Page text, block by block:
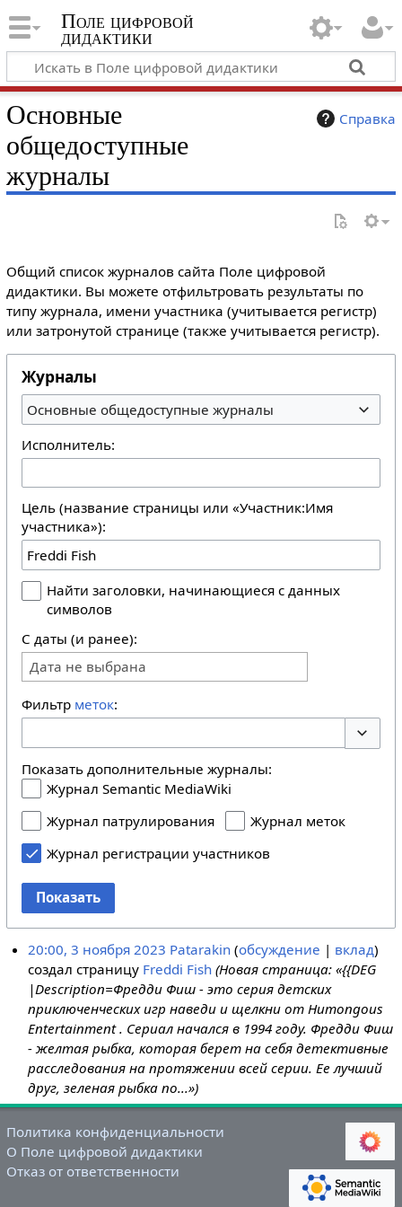
Поле цифровой
дидактики
Справка
Основные
общедоступные
журналы
Общий список журналов сайта Поле цифровой
дидактики. Вы можете отфильтровать результаты по
типу журнала, имени участника (учитывается регистр)
или затронутой странице (также учитывается регистр).
Журналы
Основные общедоступные журналы
Исполнитель:
Цель (название страницы или «Участник:Имя
участника»):
Найти заголовки, начинающиеся с данных
символов
С даты (и ранее):
Дата не выбрана
Фильтр меток:
Показать дополнительные журналы:
Журнал Semantic MediaWiki
Журнал патрулирования
Журнал меток
Журнал регистрации участников
Показать
20:00, 3 ноября 2023 Patarakin обсуждение
вклад
создал страницу Freddi Fish (Новая страница: «{{DEG
|Description=Фредди Фиш - это серия детских
приключенческих игр наведи и щелкни от Humongous
Entertainment . Сериал начался в 1994 году. Фредди Фиш
- желтая рыбка, которая берет на себя детективные
расследования на протяжении всей серии. Ее лучший
друг, зеленая рыбка по...»)
Политика конфиденциальности
О Поле цифровой дидактики
Отказ от ответственности